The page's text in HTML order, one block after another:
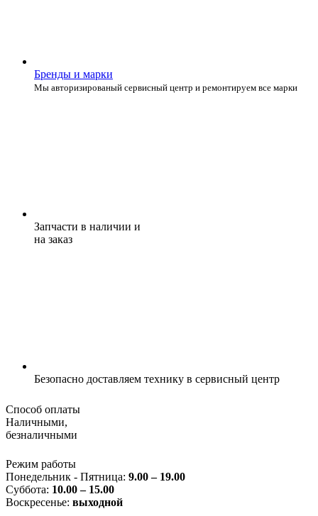
Бренды и марки
Мы авторизированый сервисный центр и ремонтируем все марки
Запчасти в наличии и
на заказ
Безопасно доставляем технику в сервисный центр
Способ оплаты
Наличными,
безналичными
Режим работы
Понедельник - Пятница: 9.00 – 19.00
Суббота: 10.00 – 15.00
Воскресенье: выходной